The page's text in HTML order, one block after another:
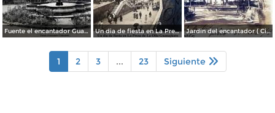
Fuente el encantador Guanajuato. Un dia de fiesta en La Presa de La Olla Guanajuato ( Circulada el 9 de Agosto de 1905 ). Jardin del encantador ( Circulada el 30 de Julio de 1905 ).
1 2 3 ... 23 Siguiente